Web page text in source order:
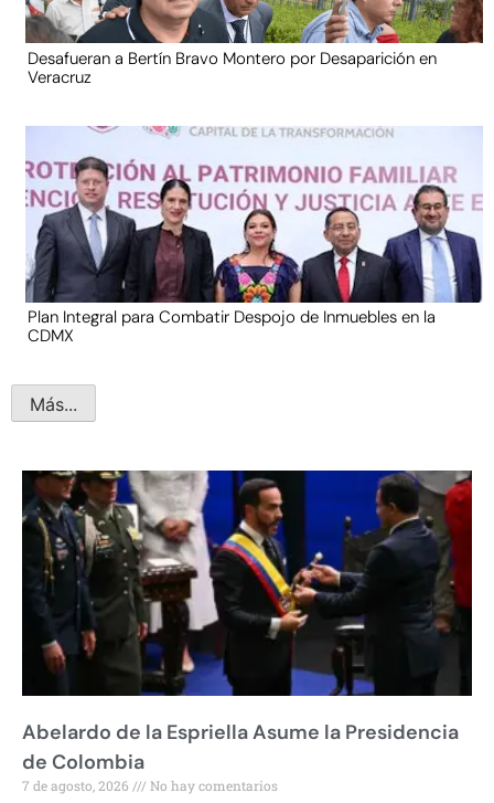
Desafueran a Bertín Bravo Montero por Desaparición en
Veracruz
Plan Integral para Combatir Despojo de Inmuebles en la
CDMX
Más...
Abelardo de la Espriella Asume la Presidencia
de Colombia
7 de agosto, 2026 No hay comentarios